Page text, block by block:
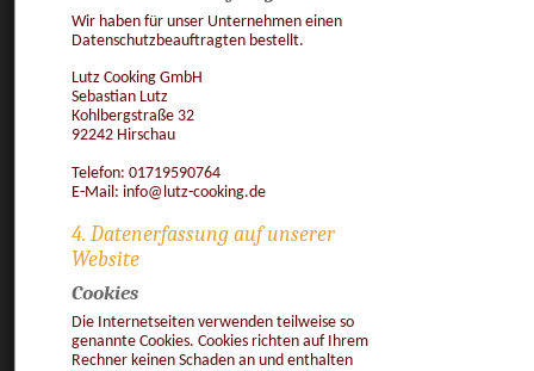
Wir haben für unser Unternehmen einen
Datenschutzbeauftragten bestellt.
Lutz Cooking GmbH
Sebastian Lutz
Kohlbergstraße 32
92242 Hirschau
Telefon: 01719590764
E-Mail: info@lutz-cooking.de
4. Datenerfassung auf unserer
Website
Cookies
Die Internetseiten verwenden teilweise so
genannte Cookies. Cookies richten auf Ihrem
Rechner keinen Schaden an und enthalten